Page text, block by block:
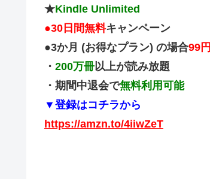
★Kindle Unlimited
●30日間無料キャンペーン
●3か月 (お得なプラン) の場合99円
・ 200万冊以上が読み放題
・期間中退会で無料利用可能
▼登録はコチラから
https://amzn.to/4iiwZeT